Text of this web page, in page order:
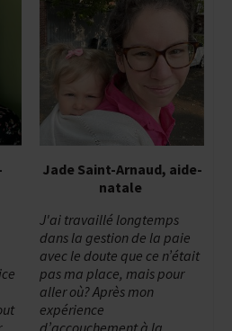
Jade Saint-Arnaud, aide-
natale
J'ai travaillé longtemps
dans la gestion de la paie
avec le doute que ce n’était
pas ma place, mais pour
aller où? Après mon
expérience
d’accouchement à la